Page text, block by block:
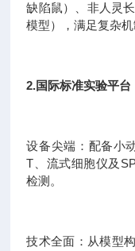
缺陷鼠）、非人灵
模型），满足复杂
2.国际标准实验平
设备尖端：配备小
T、流式细胞仪及
检测。
技术全面：从模型